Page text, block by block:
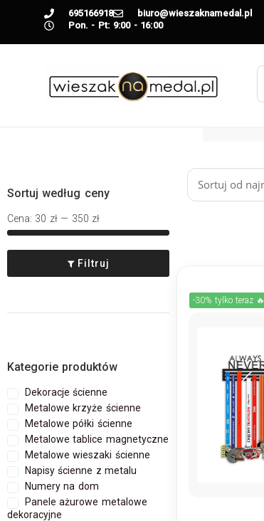
695166918
biuro@wieszaknamedal.pl
Pon. - Pt: 9:00 - 16:00
Sortuj według ceny
Filtruj
Cena: 30 zł— 350 zł
Kategorie produktów
Dekoracje ścienne
Metalowe krzyże ścienne
Metalowe półki ścienne
Metalowe tablice magnetyczne
Metalowe wieszaki ścienne
Napisy ścienne z metalu
Numery na dom
Panele ażurowe metalowe
dekoracyjne
-30% tylko teraz 🔥